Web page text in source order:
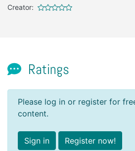
Creator:
Ratings
Please log in or register for
content.
Sign in Register now!